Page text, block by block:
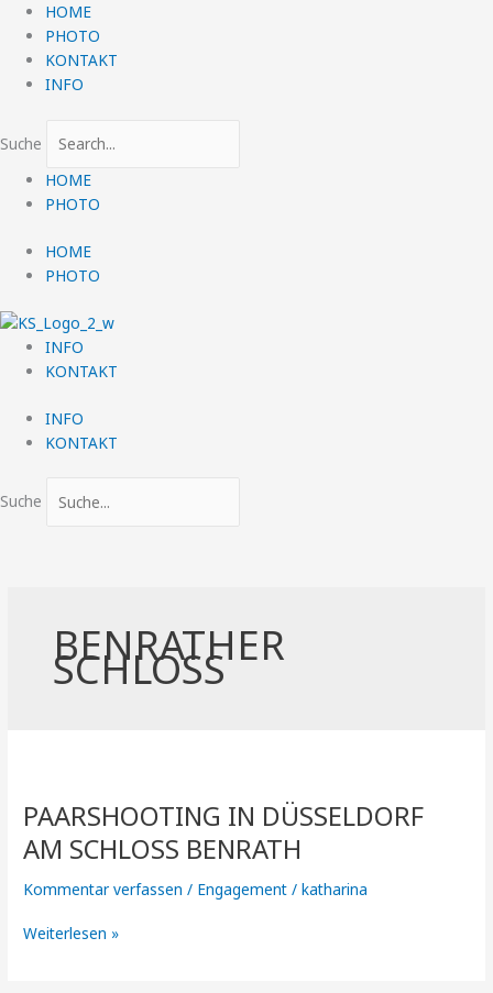
Zum
Inhalt
springen
HOME
PHOTO
KONTAKT
INFO
Suche
HOME
PHOTO
HOME
PHOTO
INFO
KONTAKT
INFO
KONTAKT
Suche
BENRATHER
SCHLOSS
PAARSHOOTING IN DÜSSELDORF
AM SCHLOSS BENRATH
Kommentar verfassen / Engagement /katharina
Düsseldorf
am
Schloss
Benrath
Weiterlesen »